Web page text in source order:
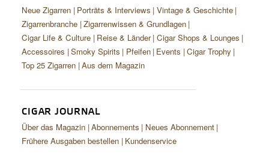
Neue Zigarren Porträts & Interviews Vintage & Geschichte
Zigarrenbranche Zigarrenwissen & Grundlagen
Cigar Life & Culture Reise & Länder Cigar Shops & Lounges
Accessoires Smoky Spirits Pfeifen Events Cigar Trophy
Top 25 Zigarren Aus dem Magazin
CIGAR JOURNAL
Über das Magazin Abonnements
Neues Abonnement
Frühere Ausgaben bestellen Kundenservice